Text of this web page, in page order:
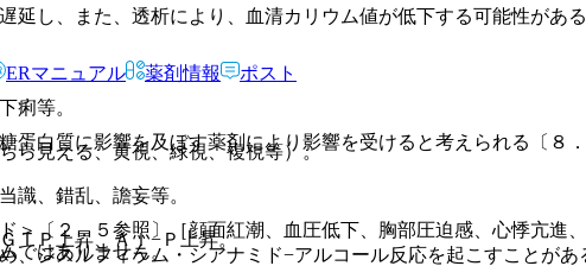
し、また、透析により、血清カリウム値が低下する可能性があ
白質に影響を及ぼす薬剤により影響を受けると考えられる〔８．
＞〔２．５参照〕［顔面紅潮、血圧低下、胸部圧迫感、心悸亢進
ジスルフィラム・シアナミド−アルコール反応を起こすことがあ
痢等。
ら見える、黄視、緑視、複視等）。
識、錯乱、譫妄等。
ＴＰ上昇、Ａｌ−Ｐ上昇。
ERマニュアル 薬剤情報 ポスト
ではありません。